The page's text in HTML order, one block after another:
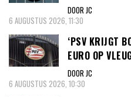
DOOR JC
6 AUGUSTUS 2026, 11:30
‘PSV KRIJGT
EURO OP
DOOR JC
6 AUGUSTUS 2026, 10:30